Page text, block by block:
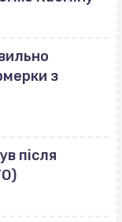
з
після